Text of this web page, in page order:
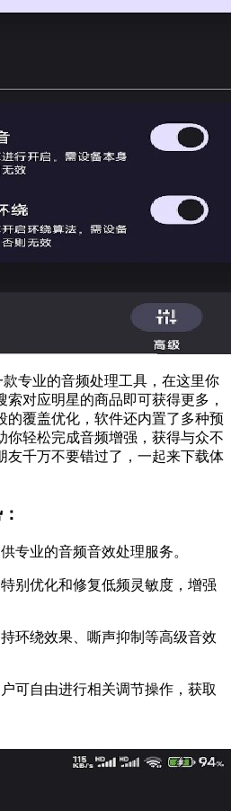
款专业的音频处理工具，在这里你
对应明星的商品即可获得更多，
的覆盖优化，软件还内置了多种预
你轻松完成音频增强，获得与众不
友千万不要错过了，一起来下载体
业的音频音效处理服务。
优化和修复低频灵敏度，增强
绕效果、嘶声抑制等高级音效
自由进行相关调节操作，获取